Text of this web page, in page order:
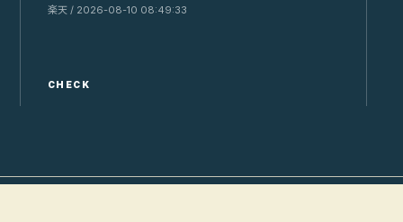
楽天 / 2026-08-10 08:49:33
CHECK